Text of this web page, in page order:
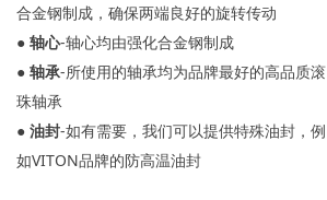
合金钢制成，确保两端良好的旋转传动
● 轴心-轴心均由强化合金钢制成
● 轴承-所使用的轴承均为品牌最好的高品质滚
珠轴承
● 油封-如有需要，我们可以提供特殊油封，例
如VITON品牌的防高温油封